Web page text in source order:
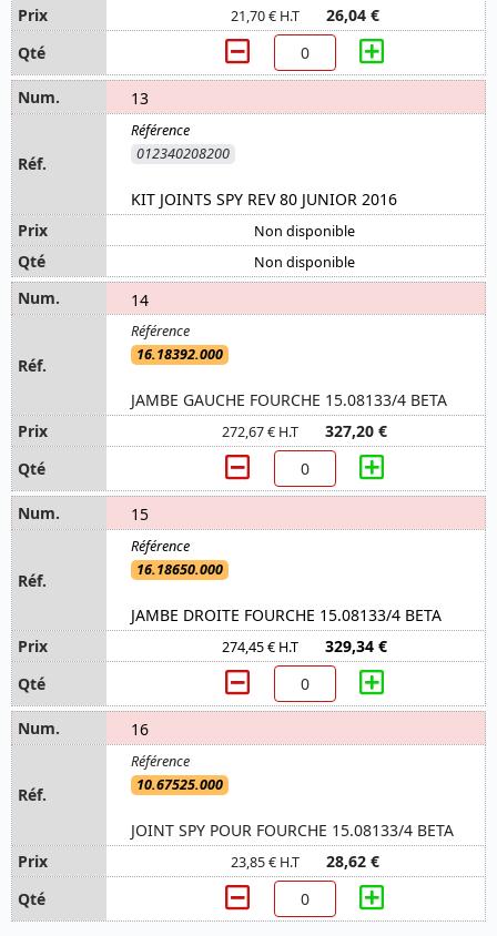
21,70 € H.T 26,04 €
13
012340208200
KIT JOINTS SPY REV 80 JUNIOR 2016
Non disponible
Non disponible
14
16.18392.000
JAMBE GAUCHE FOURCHE 15.08133/4 BETA
272,67 € H.T 327,20 €
15
16.18650.000
JAMBE DROITE FOURCHE 15.08133/4 BETA
274,45 € H.T 329,34 €
16
10.67525.000
JOINT SPY POUR FOURCHE 15.08133/4 BETA
23,85 € H.T 28,62 €